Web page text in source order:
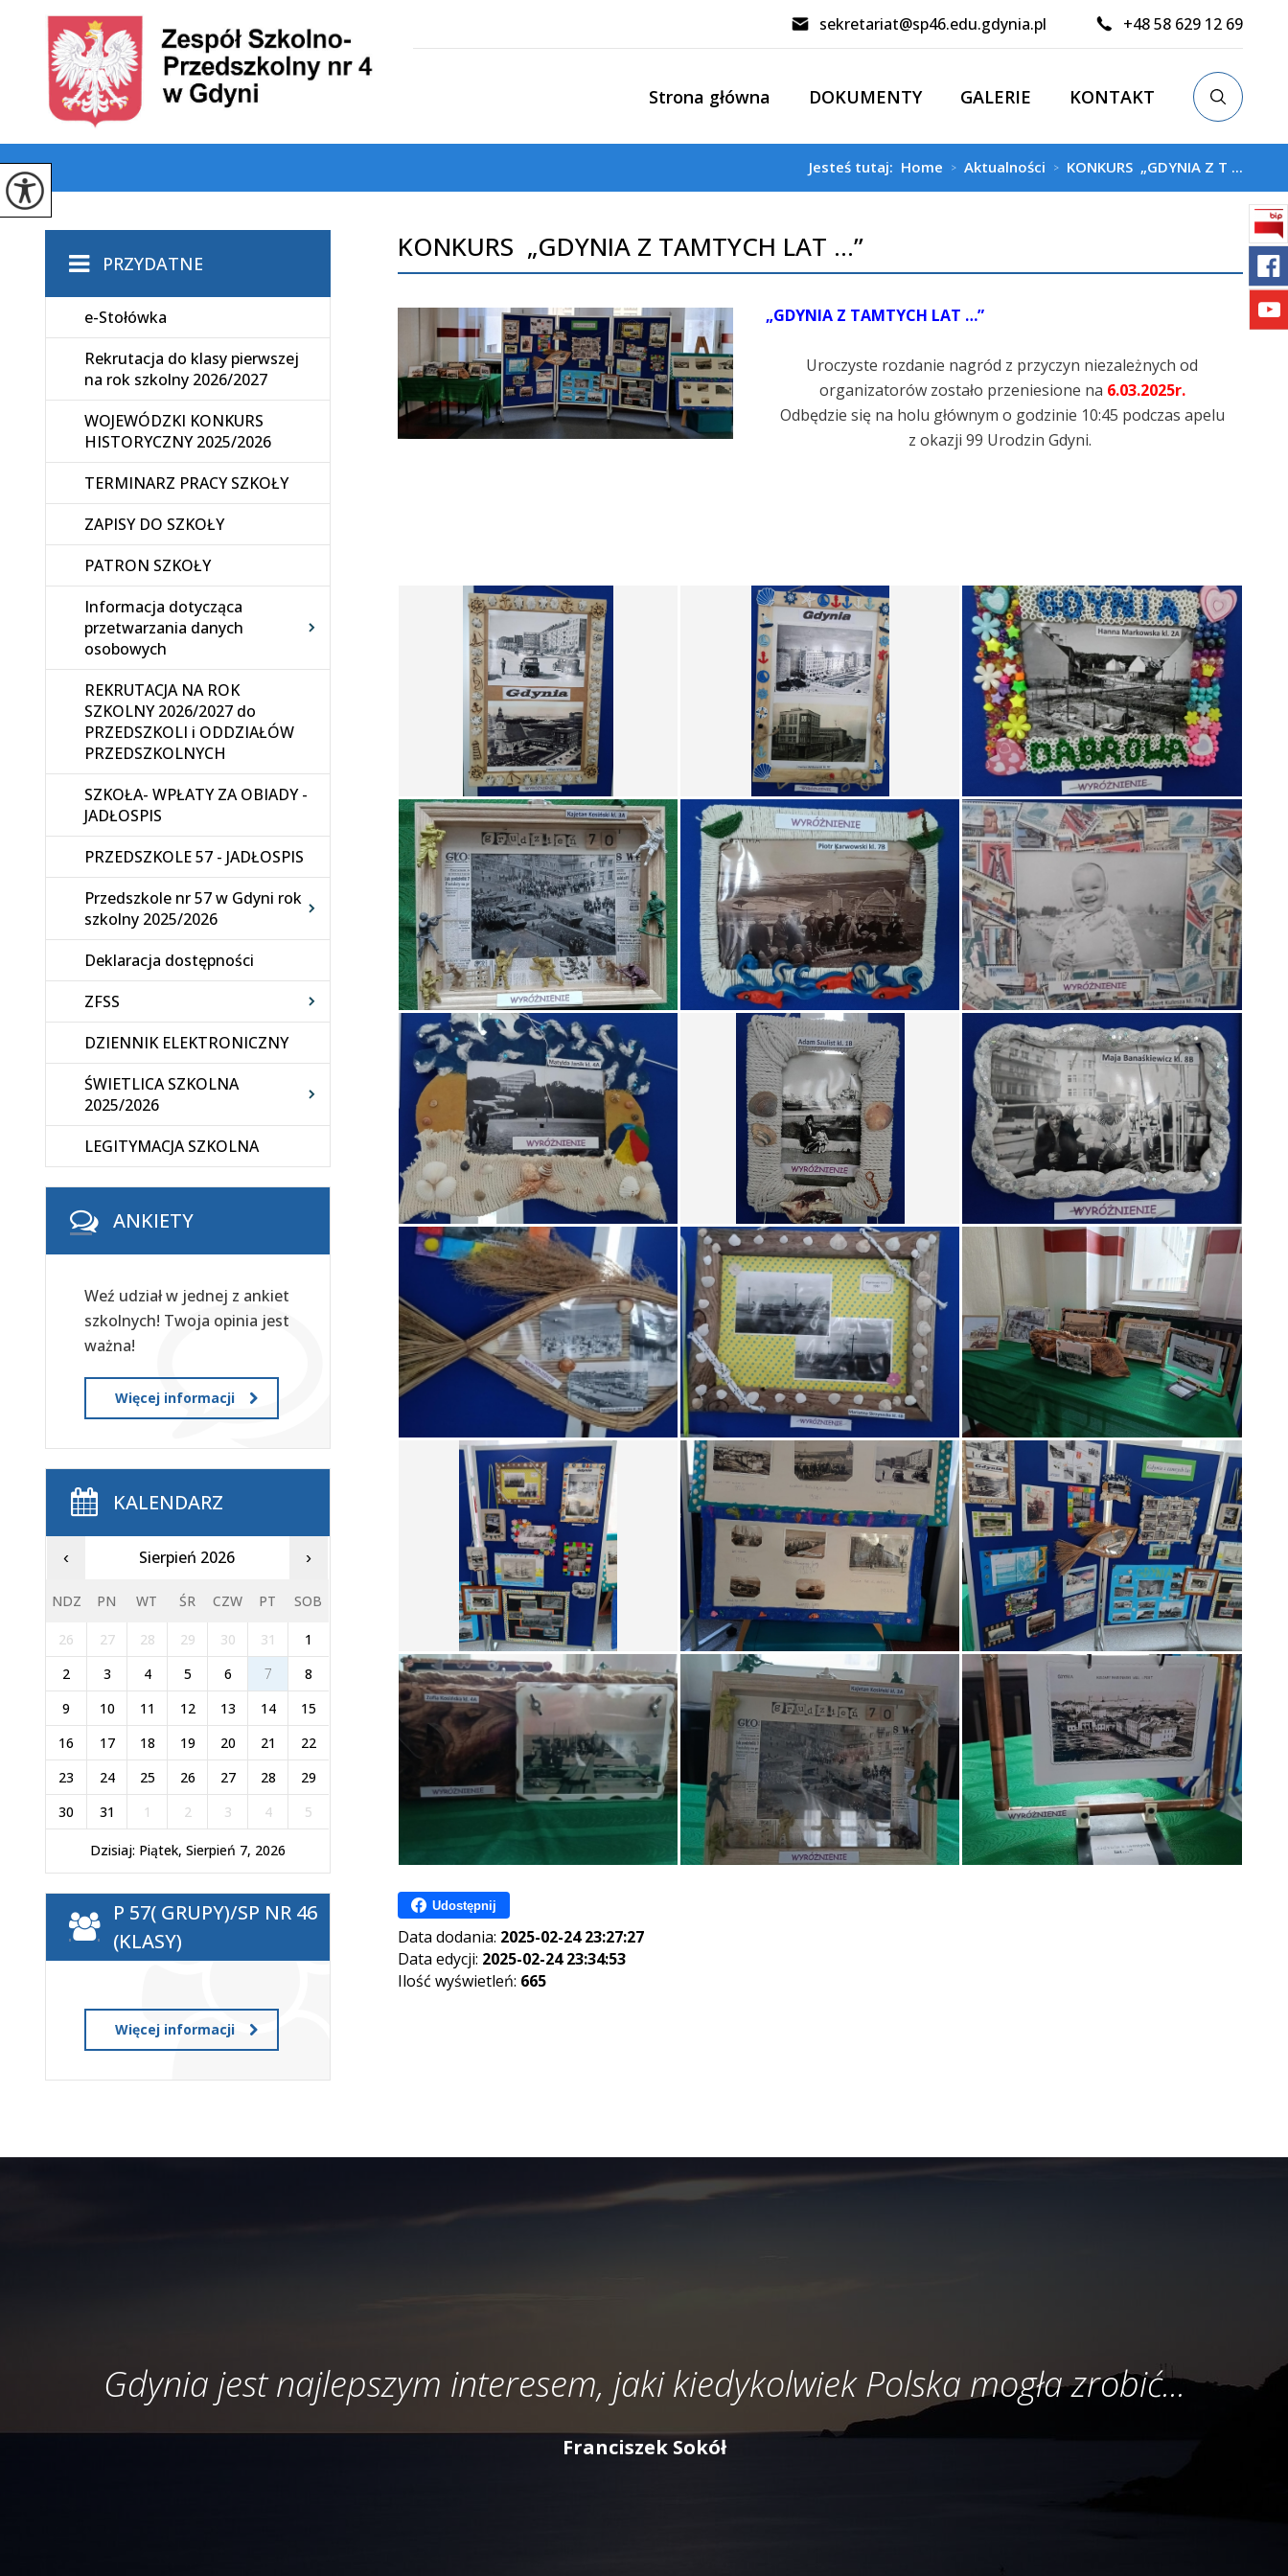
sekretariat@sp46.edu.gdynia.pl +48 58 629 12 69
Strona główna DOKUMENTY GALERIE KONTAKT
Jesteś tutaj: Home > Aktualności > KONKURS „GDYNIA Z T ...
KONKURS „GDYNIA Z TAMTYCH LAT …”
„GDYNIA Z TAMTYCH LAT …”
Uroczyste rozdanie nagród z przyczyn niezależnych od
organizatorów zostało przeniesione na 6.03.2025r.
Odbędzie się na holu głównym o godzinie 10:45 podczas apelu
z okazji 99 Urodzin Gdyni.
Udostępnij
Data dodania: 2025-02-24 23:27:27
Data edycji: 2025-02-24 23:34:53
Ilość wyświetleń: 665
PRZYDATNE
e-Stołówka
Rekrutacja do klasy pierwszej
na rok szkolny 2026/2027
WOJEWÓDZKI KONKURS
HISTORYCZNY 2025/2026
TERMINARZ PRACY SZKOŁY
ZAPISY DO SZKOŁY
PATRON SZKOŁY
Informacja dotycząca
przetwarzania danych
osobowych
REKRUTACJA NA ROK
SZKOLNY 2026/2027 do
PRZEDSZKOLI i ODDZIAŁÓW
PRZEDSZKOLNYCH
SZKOŁA- WPŁATY ZA OBIADY -
JADŁOSPIS
PRZEDSZKOLE 57 - JADŁOSPIS
Przedszkole nr 57 w Gdyni rok
szkolny 2025/2026
Deklaracja dostępności
ZFSS
DZIENNIK ELEKTRONICZNY
ŚWIETLICA SZKOLNA
2025/2026
LEGITYMACJA SZKOLNA
ANKIETY
Weź udział w jednej z ankiet
szkolnych! Twoja opinia jest
ważna!
Więcej informacji
KALENDARZ
‹ Sierpień 2026 ›
NDZ PN WT ŚR CZW PT SOB
26 27 28 29 30 31
1
2
3 4 5 6 7
8
9
10 11 12 13 14
15
16
17 18 19 20 21
22
23
24 25 26 27 28
29
30
31 1 2 3 4 5
Dzisiaj: Piątek, Sierpień 7, 2026
P 57( GRUPY)/SP NR 46
(KLASY)
Więcej informacji
Gdynia jest najlepszym interesem, jaki kiedykolwiek Polska mogła zrobić...
Franciszek Sokół